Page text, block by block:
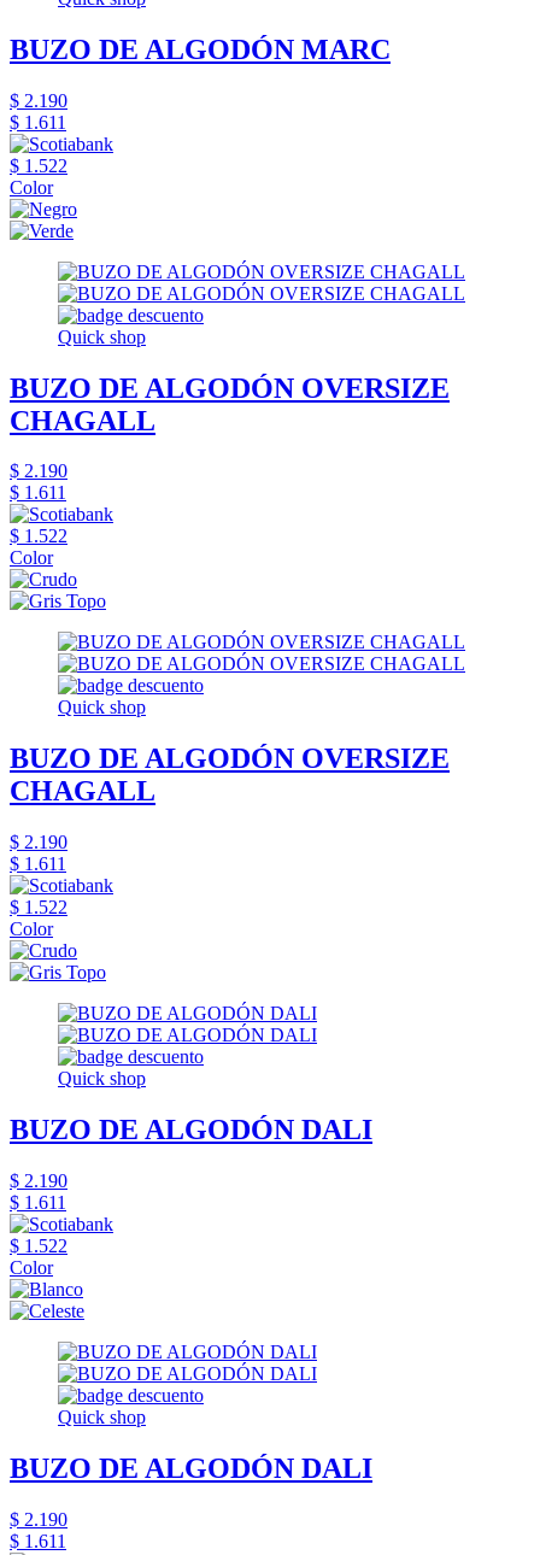
BUZO DE ALGODÓN MARC
$ 2.190
$ 1.611
$ 1.522
Color
Quick shop
BUZO DE ALGODÓN OVERSIZE
CHAGALL
$ 2.190
$ 1.611
$ 1.522
Color
Quick shop
BUZO DE ALGODÓN OVERSIZE
CHAGALL
$ 2.190
$ 1.611
$ 1.522
Color
Quick shop
BUZO DE ALGODÓN DALI
$ 2.190
$ 1.611
$ 1.522
Color
Quick shop
BUZO DE ALGODÓN DALI
$ 2.190
$ 1.611